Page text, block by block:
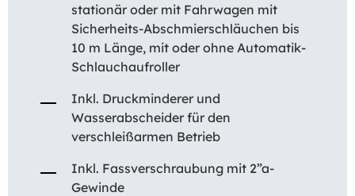
stationär oder mit Fahrwagen mit
Sicherheits-Abschmierschläuchen bis
10 m Länge, mit oder ohne Automatik-
Schlauchaufroller
Inkl. Druckminderer und
Wasserabscheider für den
verschleißarmen Betrieb
Inkl. Fassverschraubung mit 2”a-
Gewinde